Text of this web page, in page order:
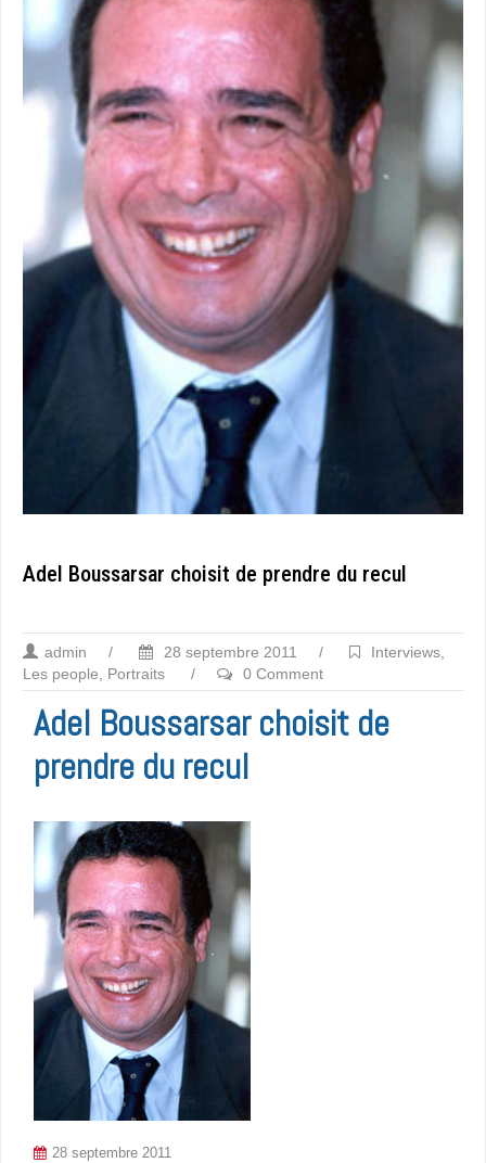
Adel Boussarsar choisit de prendre du recul
admin / 28 septembre 2011 / Interviews,
Les people, Portraits / 0 Comment
Adel Boussarsar choisit de
prendre du recul
28 septembre 2011